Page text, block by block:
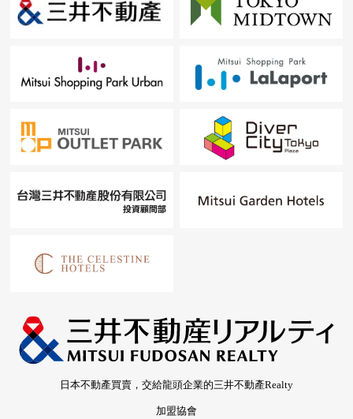
日本不動產買賣，交給龍頭企業的三井不動產Realty
加盟協會